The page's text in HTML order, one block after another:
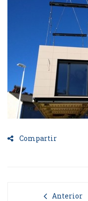
Compartir
Anterior